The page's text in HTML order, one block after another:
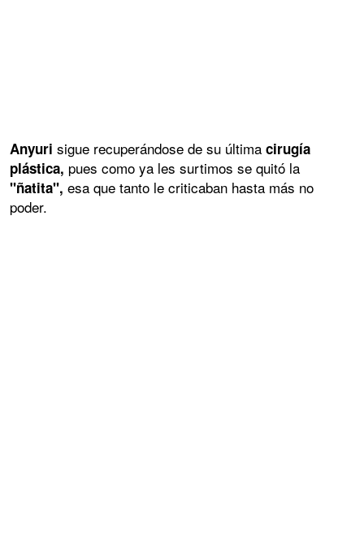
Anyuri sigue recuperándose de su última cirugía
plástica, pues como ya les surtimos se quitó la
"ñatita", esa que tanto le criticaban hasta más no
poder.